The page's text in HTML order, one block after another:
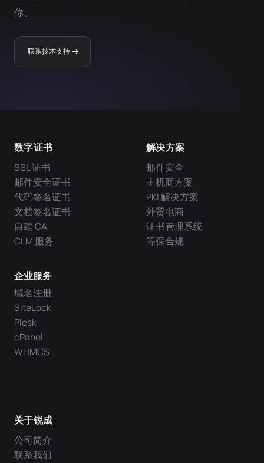
你。
联系技术支持
数字证书
SSL 证书
邮件安全证书
代码签名证书
文档签名证书
自建 CA
CLM 服务
企业服务
域名注册
SiteLock
Plesk
cPanel
WHMCS
解决方案
邮件安全
主机商方案
PKI 解决方案
外贸电商
证书管理系统
等保合规
关于锐成
公司简介
联系我们